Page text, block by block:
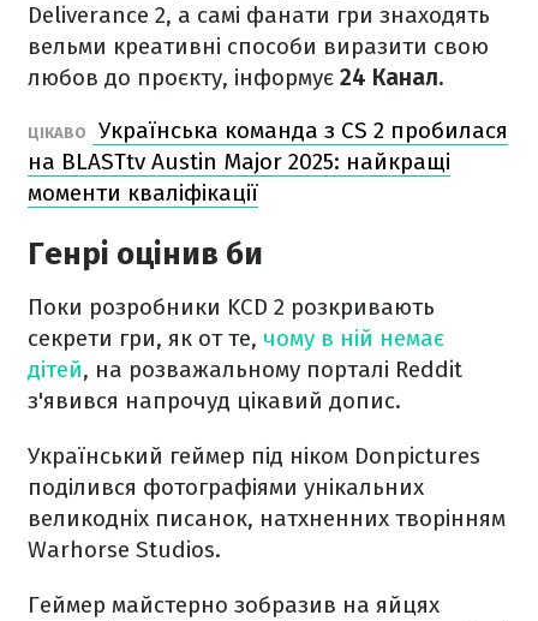
Deliverance 2, а самі фанати гри знаходять
вельми креативні способи виразити свою
любов до проєкту, інформує 24 Канал.
ЦІКАВО
Українська команда з CS 2 пробилася
на BLASTtv Austin Major 2025: найкращі
моменти кваліфікації
Генрі оцінив би
Поки розробники KCD 2 розкривають
секрети гри, як от те, чому в ній немає
дітей, на розважальному порталі Reddit
з'явився напрочуд цікавий допис.
Український геймер під ніком Donpictures
поділився фотографіями унікальних
великодніх писанок, натхненних творінням
Warhorse Studios.
Геймер майстерно зобразив на яйцях